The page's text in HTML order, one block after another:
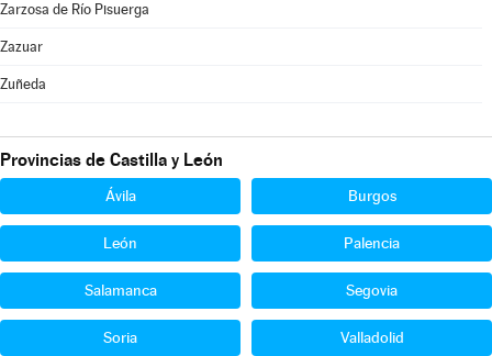
Zarzosa de Río Pisuerga
Zazuar
Zuñeda
Provincias de Castilla y León
Ávila Burgos
León Palencia
Salamanca Segovia
Soria Valladolid